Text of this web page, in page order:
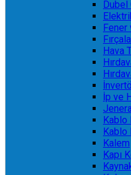
Dubel
Fener
Hava
İp ve
Kablo
Kablo
Kalem
Kapı